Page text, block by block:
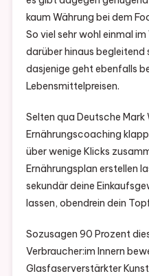
kaum Währung bei dem
So viel sehr wohl einmal
darüber hinaus begleitend
dasjenige geht ebenfalls
Lebensmittelpreisen.
Selten qua Deutsche
Ernährungscoaching
über wenige Klicks
Ernährungsplan erstellen
sekundär deine
lassen, obendrein dein
Sozusagen 90 Prozent
Verbraucher:im Innern
Glasfaserverstärkter